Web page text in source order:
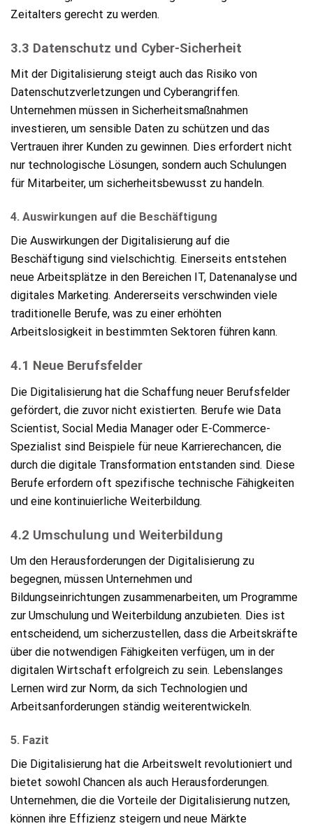
Zeitalters gerecht zu werden.
3.3 Datenschutz und Cyber-Sicherheit
Mit der Digitalisierung steigt auch das Risiko von
Datenschutzverletzungen und Cyberangriffen.
Unternehmen müssen in Sicherheitsmaßnahmen
investieren, um sensible Daten zu schützen und das
Vertrauen ihrer Kunden zu gewinnen. Dies erfordert nicht
nur technologische Lösungen, sondern auch Schulungen
für Mitarbeiter, um sicherheitsbewusst zu handeln.
4. Auswirkungen auf die Beschäftigung
Die Auswirkungen der Digitalisierung auf die
Beschäftigung sind vielschichtig. Einerseits entstehen
neue Arbeitsplätze in den Bereichen IT, Datenanalyse und
digitales Marketing. Andererseits verschwinden viele
traditionelle Berufe, was zu einer erhöhten
Arbeitslosigkeit in bestimmten Sektoren führen kann.
4.1 Neue Berufsfelder
Die Digitalisierung hat die Schaffung neuer Berufsfelder
gefördert, die zuvor nicht existierten. Berufe wie Data
Scientist, Social Media Manager oder E-Commerce-
Spezialist sind Beispiele für neue Karrierechancen, die
durch die digitale Transformation entstanden sind. Diese
Berufe erfordern oft spezifische technische Fähigkeiten
und eine kontinuierliche Weiterbildung.
4.2 Umschulung und Weiterbildung
Um den Herausforderungen der Digitalisierung zu
begegnen, müssen Unternehmen und
Bildungseinrichtungen zusammenarbeiten, um Programme
zur Umschulung und Weiterbildung anzubieten. Dies ist
entscheidend, um sicherzustellen, dass die Arbeitskräfte
über die notwendigen Fähigkeiten verfügen, um in der
digitalen Wirtschaft erfolgreich zu sein. Lebenslanges
Lernen wird zur Norm, da sich Technologien und
Arbeitsanforderungen ständig weiterentwickeln.
5. Fazit
Die Digitalisierung hat die Arbeitswelt revolutioniert und
bietet sowohl Chancen als auch Herausforderungen.
Unternehmen, die die Vorteile der Digitalisierung nutzen,
können ihre Effizienz steigern und neue Märkte